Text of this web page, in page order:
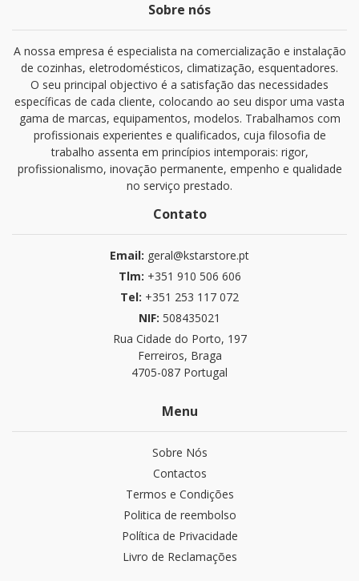
Sobre nós
A nossa empresa é especialista na comercialização e instalação
de cozinhas, eletrodomésticos, climatização, esquentadores.
O seu principal objectivo é a satisfação das necessidades
específicas de cada cliente, colocando ao seu dispor uma vasta
gama de marcas, equipamentos, modelos. Trabalhamos com
profissionais experientes e qualificados, cuja filosofia de
trabalho assenta em princípios intemporais: rigor,
profissionalismo, inovação permanente, empenho e qualidade
no serviço prestado.
Contato
Email: geral@kstarstore.pt
Tlm: +351 910 506 606
Tel: +351 253 117 072
NIF: 508435021
Rua Cidade do Porto, 197
Ferreiros, Braga
4705-087 Portugal
Menu
Sobre Nós
Contactos
Termos e Condições
Politica de reembolso
Política de Privacidade
Livro de Reclamações